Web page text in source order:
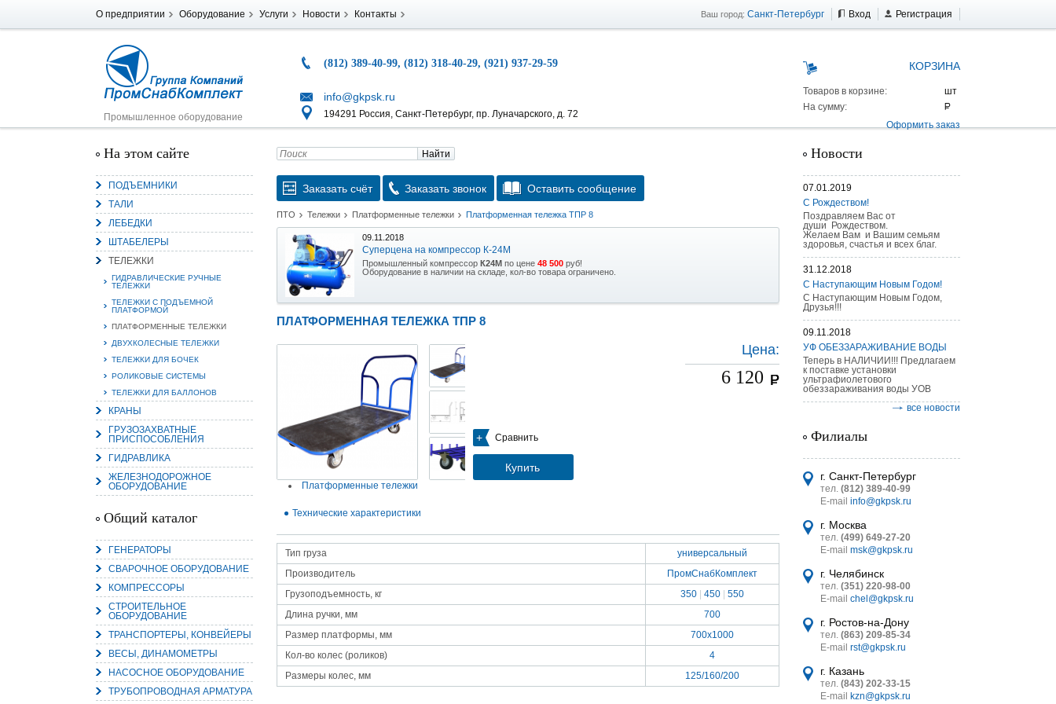
О предприятии Оборудование Услуги Новости Контакты Ваш город: Санкт-Петербург Вход Регистрация
Промышленное оборудование
(812) 389-40-99, (812) 318-40-29, (921) 937-29-59
info@gkpsk.ru
194291 Россия, Санкт-Петербург, пр. Луначарского, д. 72
КОРЗИНА
Товаров в корзине:
На сумму:
Оформить заказ
На этом сайте
ПОДЪЕМНИКИ
ТАЛИ
ЛЕБЕДКИ
ШТАБЕЛЕРЫ
ТЕЛЕЖКИ
ГИДРАВЛИЧЕСКИЕ РУЧНЫЕ
ТЕЛЕЖКИ
ТЕЛЕЖКИ С ПОДЪЕМНОЙ
ПЛАТФОРМОЙ
ПЛАТФОРМЕННЫЕ ТЕЛЕЖКИ
ДВУХКОЛЕСНЫЕ ТЕЛЕЖКИ
ТЕЛЕЖКИ ДЛЯ БОЧЕК
РОЛИКОВЫЕ СИСТЕМЫ
ТЕЛЕЖКИ ДЛЯ БАЛЛОНОВ
КРАНЫ
ГРУЗОЗАХВАТНЫЕ
ПРИСПОСОБЛЕНИЯ
ГИДРАВЛИКА
ЖЕЛЕЗНОДОРОЖНОЕ
ОБОРУДОВАНИЕ
Общий каталог
ГЕНЕРАТОРЫ
СВАРОЧНОЕ ОБОРУДОВАНИЕ
КОМПРЕССОРЫ
СТРОИТЕЛЬНОЕ
ОБОРУДОВАНИЕ
ТРАНСПОРТЕРЫ, КОНВЕЙЕРЫ
ВЕСЫ, ДИНАМОМЕТРЫ
НАСОСНОЕ ОБОРУДОВАНИЕ
ТРУБОПРОВОДНАЯ АРМАТУРА
Найти
Заказать счёт Заказать звонок Оставить сообщение
ПТО Тележки Платформенные тележки Платформенная тележка ТПР 8
09.11.2018
Суперцена на компрессор К-24М
Промышленный компрессор К24М по цене 48 500 руб!
Оборудование в наличии на складе, кол-во товара ограничено.
15.10.2018
Уникальная возможность приобрести (в наличии на складе) тележку гидравлическую AS 25 г/п
05.09.2018
Новое поступление на склад насосов
Насосы Calpeda в НАЛИЧИИ
https://www.1nasos.ru/vodosnabzhenie-otoplenie/calpeda-mxh-203e
15.01.2018
Ручные насосы НБУ без торговой наценки!
Поступление насосов НБУ 700-02 на склад в Спб. Купите сегодня по цене производителя!
Насос бочковой универсальный НБУ 700-02 предназначен для перекачивания пищевых растительных
масел из бочек и других емкостей и соответствует государственным санитарно-эпидемеологическим
правилам и нормам.
15.01.2018
Оборудование в наличии на складе!!! Цены фиксированы!
Акция на Пневмонагнетатель ТОПОЛЬ 300 ТРАНСМИКС и Растворосмеситель
Цены на
Растворосмеситель СКАУТ MINI
снижены!
Товар имеется в наличии на складе.
28.02.2017
Наклонный подъемник Minor Escalera по цене 2014 года
Оборудование в наличии на складе.
Стоимость 260 000 руб!
ПЛАТФОРМЕННАЯ ТЕЛЕЖКА ТПР 8
Сравнить
Купить
Цена:
6 120
Платформенные тележки
Технические характеристики
Тип груза
универсальный
Производитель
ПромСнабКомплект
Грузоподъемность, кг
350 450
550
Длина ручки, мм
700
Размер платформы, мм
700х1000
Кол-во колес (роликов)
4
Размеры колес, мм
125/160/200
Новости
07.01.2019
С Рождеством!
Поздравляем Вас от
души Рождеством.
Желаем Вам и Вашим семьям
здоровья, счастья и всех благ.
31.12.2018
С Наступающим Новым Годом!
С Наступающим Новым Годом,
Друзья!!!
09.11.2018
УФ ОБЕЗЗАРАЖИВАНИЕ ВОДЫ
Теперь в НАЛИЧИИ!!! Предлагаем
к поставке установки
ультрафиолетового
обеззараживания воды УОВ
все новости
Филиалы
г. Санкт-Петербург
тел. (812) 389-40-99
E-mail info@gkpsk.ru
г. Москва
тел. (499) 649-27-20
E-mail msk@gkpsk.ru
г. Челябинск
тел. (351) 220-98-00
E-mail chel@gkpsk.ru
г. Ростов-на-Дону
тел. (863) 209-85-34
E-mail rst@gkpsk.ru
г. Казань
тел. (843) 202-33-15
E-mail
kzn@gkpsk.ru